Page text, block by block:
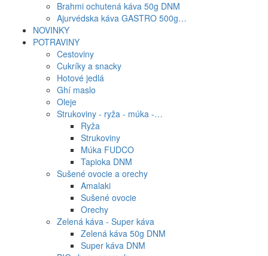
Brahmi ochutená káva 50g DNM
Ajurvédska káva GASTRO 500g…
NOVINKY
POTRAVINY
Cestoviny
Cukríky a snacky
Hotové jedlá
Ghí maslo
Oleje
Strukoviny - ryža - múka -…
Ryža
Strukoviny
Múka FUDCO
Tapioka DNM
Sušené ovocie a orechy
Amalaki
Sušené ovocie
Orechy
Zelená káva - Super káva
Zelená káva 50g DNM
Super káva DNM